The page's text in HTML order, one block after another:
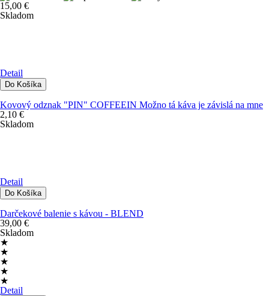
15,00 €
Skladom
Detail
Kovový odznak "PIN" COFFEEIN Možno tá káva je závislá na mne
2,10 €
Skladom
Detail
Darčekové balenie s kávou - BLEND
39,00 €
Skladom
★
★
★
★
★
Detail